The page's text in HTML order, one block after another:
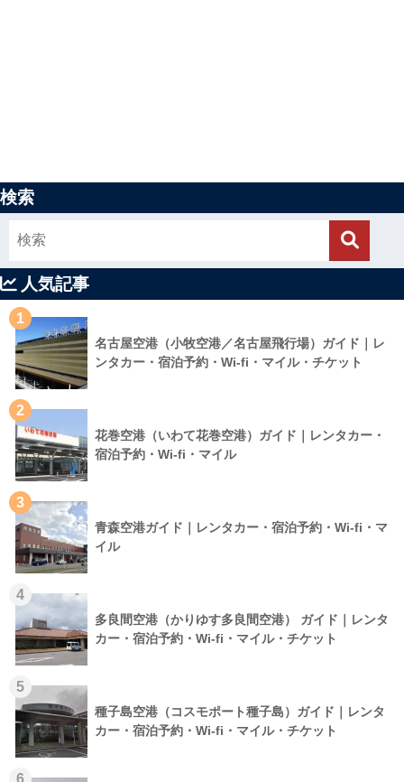
検索
人気記事
1
名古屋空港（小牧空港／名古屋飛行場）ガイド｜レ
ンタカー・宿泊予約・Wi-fi・マイル・チケット
2
花巻空港（いわて花巻空港）ガイド｜レンタカー・
宿泊予約・Wi-fi・マイル
3
青森空港ガイド｜レンタカー・宿泊予約・Wi-fi・マ
イル
4
多良間空港（かりゆす多良間空港） ガイド｜レンタ
カー・宿泊予約・Wi-fi・マイル・チケット
5
種子島空港（コスモポート種子島）ガイド｜レンタ
カー・宿泊予約・Wi-fi・マイル・チケット
6